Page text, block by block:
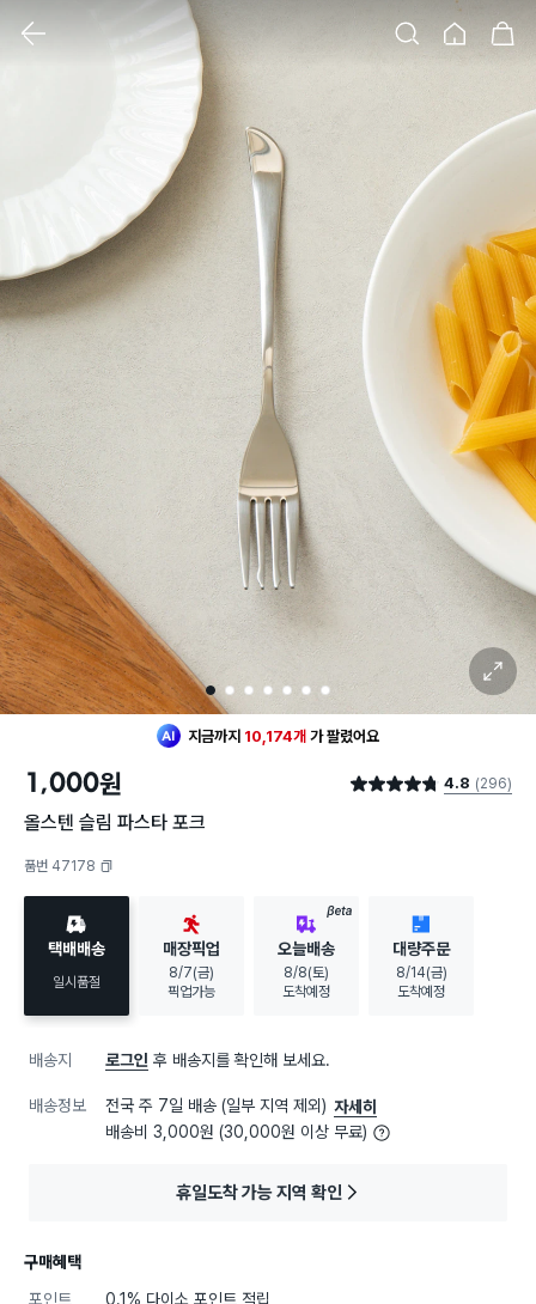
검색
클릭 시 이미지 확대 보기 팝업 열림
1 2 3 4 5 6 7
확대 보기
지금까지 10,174개 가팔렸어요
1,000원 별점 4.8점 4.8 (296)
올스텐 슬림 파스타 포크
품번 47178
택배배송
일시품절
매장픽업
8/7(금)
픽업가능
BETA
오늘배송
8/8(토)
도착예정
대량주문
8/14(금)
도착예정
배송지 로그인 후 배송지를 확인해 보세요.
배송정보 전국 주 7일 배송 (일부 지역 제외) 자세히
배송비 3,000원 (30,000원 이상 무료)
휴일도착 가능 지역 확인
구매혜택
포인트
0.1% 다이소 포인트 적립